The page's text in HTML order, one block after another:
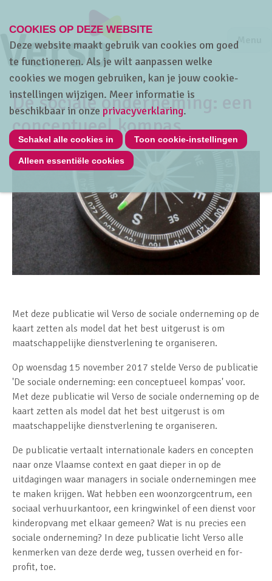
Jump
Menu
De sociale onderneming: een
conceptueel kompas
Met deze publicatie wil Verso de sociale onderneming op de
kaart zetten als model dat het best uitgerust is om
maatschappelijke dienstverlening te organiseren.
Op woensdag 15 november 2017 stelde Verso de publicatie
'De sociale onderneming: een conceptueel kompas' voor.
Met deze publicatie wil Verso de sociale onderneming op de
kaart zetten als model dat het best uitgerust is om
maatschappelijke dienstverlening te organiseren.
De publicatie vertaalt internationale kaders en concepten
naar onze Vlaamse context en gaat dieper in op de
uitdagingen waar managers in sociale ondernemingen mee
te maken krijgen. Wat hebben een woonzorgcentrum, een
sociaal verhuurkantoor, een kringwinkel of een dienst voor
kinderopvang met elkaar gemeen? Wat is nu precies een
sociale onderneming? In deze publicatie licht Verso alle
kenmerken van deze derde weg, tussen overheid en for-
profit, toe.
COOKIES OP DEZE WEBSITE
Deze website maakt gebruik van cookies om goed
te functioneren. Als je wilt aanpassen welke
cookies we mogen gebruiken, kan je jouw cookie-
instellingen wijzigen. Meer informatie is
beschikbaar in onze privacyverklaring.
Schakel alle cookies in Toon cookie-instellingen
Alleen essentiële cookies